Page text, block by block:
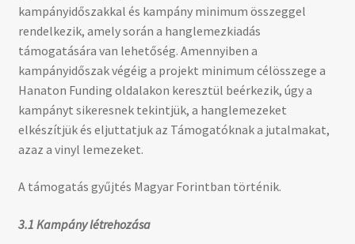
kampányidőszakkal és kampány minimum összeggel
rendelkezik, amely során a hanglemezkiadás
támogatására van lehetőség. Amennyiben a
kampányidőszak végéig a projekt minimum célösszege a
Hanaton Funding oldalakon keresztül beérkezik, úgy a
kampányt sikeresnek tekintjük, a hanglemezeket
elkészítjük és eljuttatjuk az Támogatóknak a jutalmakat,
azaz a vinyl lemezeket.
A támogatás gyűjtés Magyar Forintban történik.
3.1 Kampány létrehozása